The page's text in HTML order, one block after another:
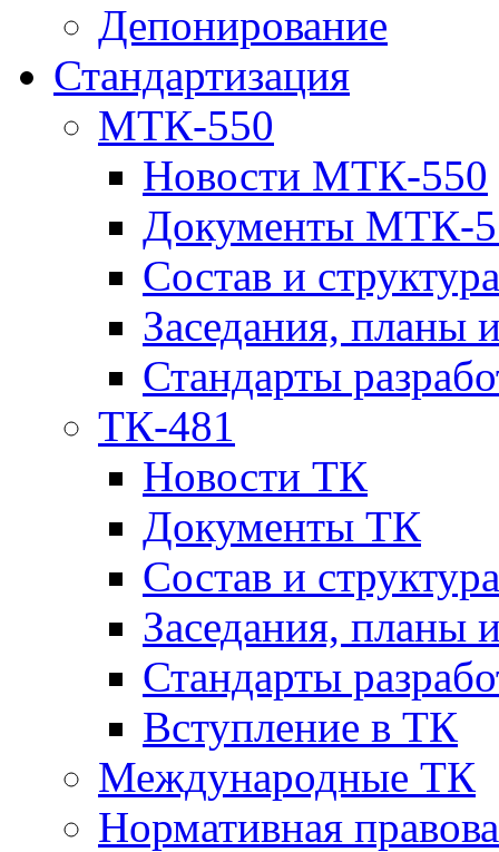
Депонирование
Стандартизация
МТК-550
Новости МТК-550
Документы МТК-
Состав и структура
Заседания, планы
Стандарты
ТК-481
Новости ТК
Документы ТК
Cостав и
Заседания, планы
Стандарты
Вступление в ТК
Международные ТК
Нормативная